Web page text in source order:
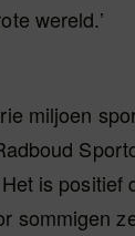
wereld.’
miljoen
is
sommigen